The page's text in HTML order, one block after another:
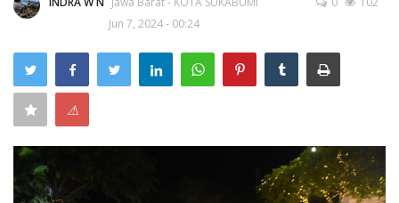
Makan Bergizi
Warkop Digital
Pelanggaran
Ketertiban
Jun 7, 2024 - 00:24
⚠